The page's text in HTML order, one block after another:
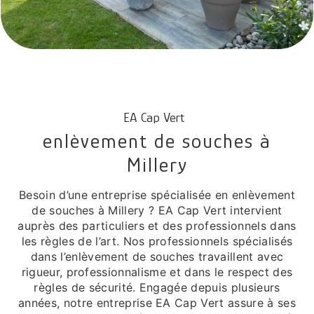
EA Cap Vert
enlèvement de souches à
Millery
Besoin d’une entreprise spécialisée en enlèvement
de souches à Millery ? EA Cap Vert intervient
auprès des particuliers et des professionnels dans
les règles de l’art. Nos professionnels spécialisés
dans l’enlèvement de souches travaillent avec
rigueur, professionnalisme et dans le respect des
règles de sécurité. Engagée depuis plusieurs
années, notre entreprise EA Cap Vert assure à ses